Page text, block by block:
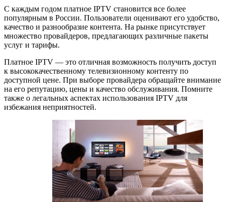
С каждым годом платное IPTV становится все более
популярным в России. Пользователи оценивают его удобство,
качество и разнообразие контента. На рынке присутствует
множество провайдеров, предлагающих различные пакеты
услуг и тарифы.
Платное IPTV — это отличная возможность получить доступ
к высококачественному телевизионному контенту по
доступной цене. При выборе провайдера обращайте внимание
на его репутацию, цены и качество обслуживания. Помните
также о легальных аспектах использования IPTV для
избежания неприятностей.